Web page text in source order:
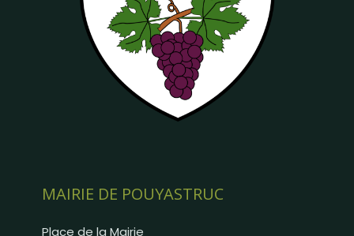
MAIRIE DE POUYASTRUC
Place de la Mairie